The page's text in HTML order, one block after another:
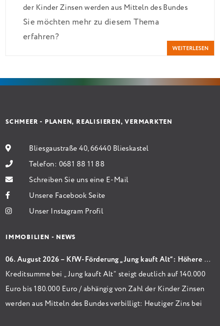
der Kinder Zinsen werden aus Mitteln des Bundes
verbilligt: Heutiger Zins bei 0,53 Prozent effektiv
bei 35 Jahren Laufzeit und 10 Jahren Zinsbindung
Antragstellende verpflichten sich zu energetischer
Sanierung in Einzelmaßnahmen […]
Sie möchten mehr zu diesem Thema
erfahren?
WEITERLESEN
SCHMEER - PLANEN, REALISIEREN, VERMARKTEN
Bliesgaustraße 40, 66440 Blieskastel
Telefon: 0681 88 11 88
Schreiben Sie uns eine E-Mail
Unsere Facebook Seite
Unser Instagram Profil
IMMOBILIEN - NEWS
06. August 2026 – KfW-Förderung „Jung kauft Alt“: Höhere Kredite ab August 2026
Kreditsumme bei „Jung kauft Alt“ steigt deutlich auf 140.000
Euro bis 180.000 Euro / abhängig von Zahl der Kinder Zinsen
werden aus Mitteln des Bundes verbilligt: Heutiger Zins bei